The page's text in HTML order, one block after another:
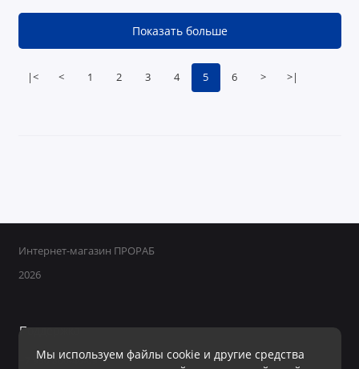
|< < 1 2 3 4 5 6 > >|
Показать больше
Мы используем файлы cookie и другие средства
Интернет-магазин ПРОРАБ
2026
Поддержка
+7 950 800-40-09